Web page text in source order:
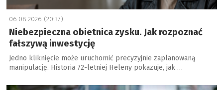
06.08.2026 (20:37)
Niebezpieczna obietnica zysku. Jak rozpoznać
fałszywą inwestycję
Jedno kliknięcie może uruchomić precyzyjnie zaplanowaną
manipulację. Historia 72-letniej Heleny pokazuje, jak …
a